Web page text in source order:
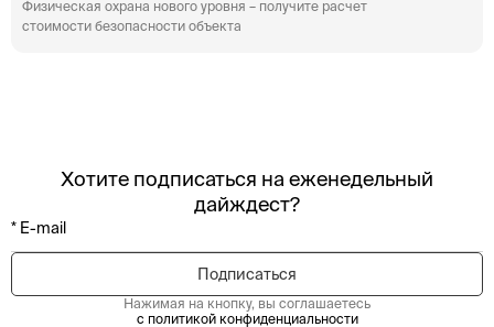
Физическая охрана нового уровня – получите расчет
стоимости безопасности объекта
Хотите подписаться на еженедельный
дайждест?
Нажимая на кнопку, вы соглашаетесь
с политикой конфиденциальности